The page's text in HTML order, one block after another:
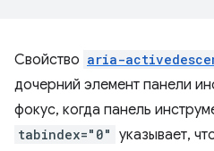
Свойство aria-
дочерний элемент панели
фокус, когда панель
tabindex="0" указывает,